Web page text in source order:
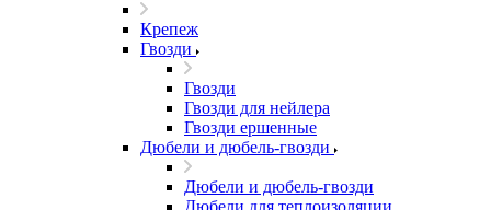
Крепеж
Гвозди
Гвозди
Гвозди для нейлера
Гвозди ершенные
Дюбели и дюбель-гвозди
Дюбели и дюбель-гвозди
Дюбели для теплоизоляции